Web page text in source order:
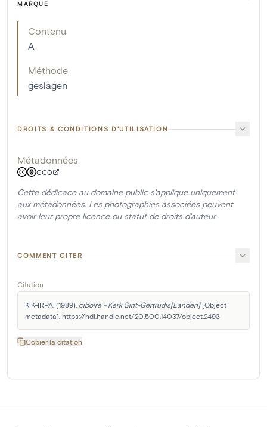
MARQUE
Contenu
A
Méthode
geslagen
DROITS & CONDITIONS D'UTILISATION
Métadonnées
CC0
Cette dédicace au domaine public s'applique uniquement
aux métadonnées. Les photographies associées peuvent
avoir leur propre licence ou statut de droits d'auteur.
COMMENT CITER
Citation
KIK-IRPA. (1989). ciboire - Kerk Sint-Gertrudis[Landen] [Object
metadata]. https://hdl.handle.net/20.500.14037/object.2493
Copier la citation